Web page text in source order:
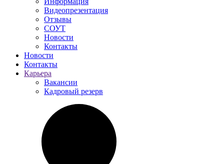
Видеопрезентация
Отзывы
СОУТ
Новости
Контакты
Новости
Контакты
Карьера
Вакансии
Кадровый резерв